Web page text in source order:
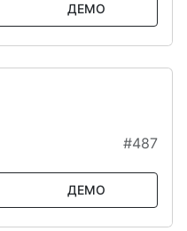
ДЕМО
#487
ДЕМО